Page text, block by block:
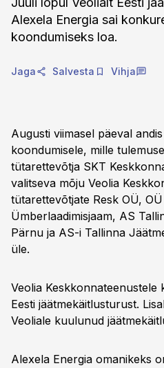
Alexela Energia sai
koondumiseks loa.
Jaga Salvesta Vihja
Augusti viimasel päeval
koondumisele, mille
tütarettevõtja SKT
valitseva mõju Veolia
tütarettevõtjate Resk OÜ,
Ümberlaadimisjaam, AS
Pärnu ja AS-i Tallinna
üle.
Veolia
Eesti jäätmekäitlusturust.
Veoliale kuulunud
Alexela Energia omanikeks